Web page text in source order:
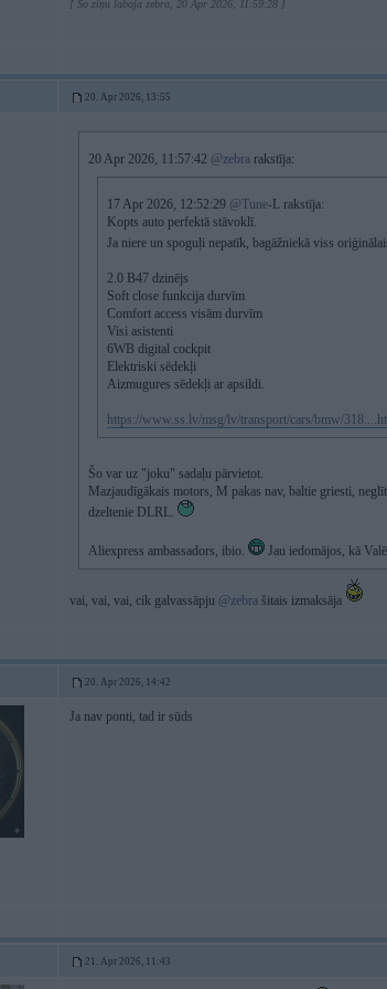
[ Šo ziņu laboja zebra, 20 Apr 2026, 11:59:28 ]
20. Apr 2026, 13:55
20 Apr 2026, 11:57:42 @zebra rakstīja:
17 Apr 2026, 12:52:29 @Tune-L rakstīja:
Kopts auto perfektā stāvoklī.
Ja niere un spoguļi nepatīk, bagāžniekā viss
2.0 B47 dzinējs
Soft close funkcija durvīm
Comfort access visām durvīm
Visi asistenti
6WB digital cockpit
Elektriski sēdekļi
Aizmugures sēdekļi ar apsildi.
https://www.ss.lv/msg/lv/transport/cars/bmw/
Šo var uz "joku" sadaļu pārvietot.
Mazjaudīgākais motors, M pakas nav, baltie griesti,
dzeltenie DLRL.
Aliexpress ambassadors, ibio. Jau iedomājos, kā
vai, vai, vai, cik galvassāpju @zebra šitais izmaksāja
20. Apr 2026, 14:42
Ja nav ponti, tad ir sūds
21. Apr 2026, 11:43